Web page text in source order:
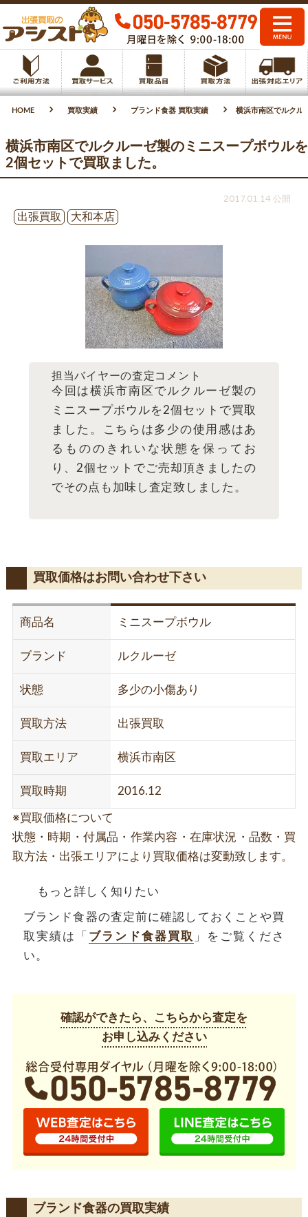
HOME 買取実績 ブランド食器 買取実績 横浜市南区でルクル
横浜市南区でルクルーゼ製のミニスープボウルを
2個セットで買取ました。
2017.01.14 公開
出張買取
大和本店
担当バイヤーの査定コメント
今回は横浜市南区でルクルーゼ製の
ミニスープボウルを2個セットで買取
ました。こちらは多少の使用感はあ
るもののきれいな状態を保ってお
り、2個セットでご売却頂きましたの
でその点も加味し査定致しました。
買取価格はお問い合わせ下さい
商品名 ミニスープボウル
ブランド ルクルーゼ
状態 多少の小傷あり
買取方法 出張買取
買取エリア 横浜市南区
買取時期 2016.12
※買取価格について
状態・時期・付属品・作業内容・在庫状況・品数・買
取方法・出張エリアにより買取価格は変動致します。
もっと詳しく知りたい
ブランド食器の査定前に確認しておくことや買
取実績は「 ブランド食器買取 」をご覧くださ
い。
確認ができたら、こちらから査定を
お申し込みください
ブランド食器の買取実績